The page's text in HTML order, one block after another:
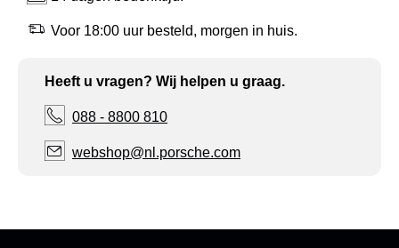
Voor 18:00 uur besteld, morgen in huis.
Heeft u vragen? Wij helpen u graag.
088 - 8800 810
webshop@nl.porsche.com